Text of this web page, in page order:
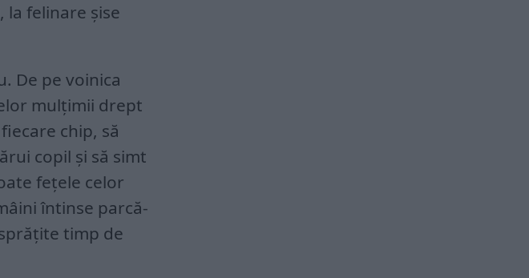
felinare șise
De pe voinica
mulțimii drept
chip, să
copil și să simt
fețele celor
întinse parcă-
timp de